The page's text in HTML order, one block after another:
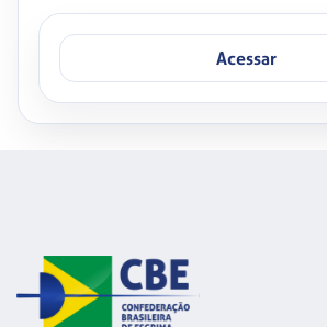
Acessar